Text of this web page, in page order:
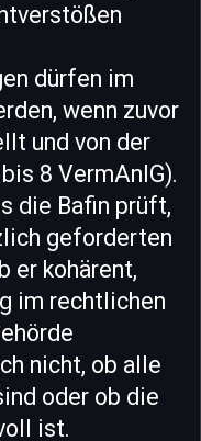
dürfen im
wenn zuvor
und von der
8 VermAnlG).
die Bafin prüft,
geforderten
er kohärent,
im rechtlichen
nicht, ob alle
oder ob die
ist.